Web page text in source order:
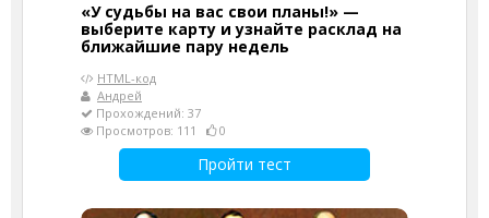
«У судьбы на вас свои планы!» —
выберите карту и узнайте расклад на
ближайшие пару недель
HTML-код
Андрей
Прохождений: 37
Просмотров: 111
0
Пройти тест